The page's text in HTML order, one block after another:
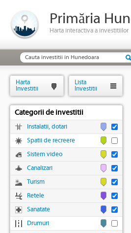
Primăria
Harta interactiva a investitiilor
Harta
Investitii
Lista
Investitii
Categorii de investitii
Instalatii, dotari
Spatii de recreere
Sistem video
Canalizari
Turism
Retele
Sanatate
Drumuri